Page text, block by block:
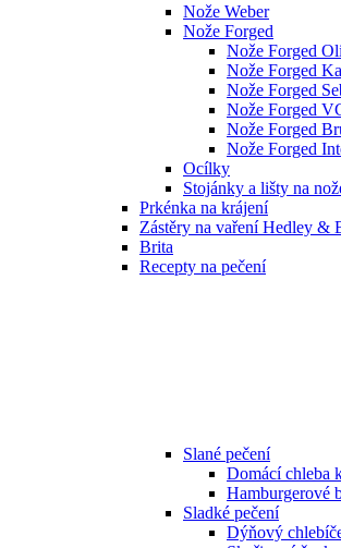
Nože Weber
Nože Forged
Nože Forged
Nože Forged
Nože Forged
Nože Forged
Nože Forged
Nože Forged
Ocílky
Stojánky a lišty na
Prkénka na krájení
Zástěry na vaření Hedley &
Brita
Recepty na pečení
Slané pečení
Domácí chleba
Hamburgerové
Sladké pečení
Dýňový